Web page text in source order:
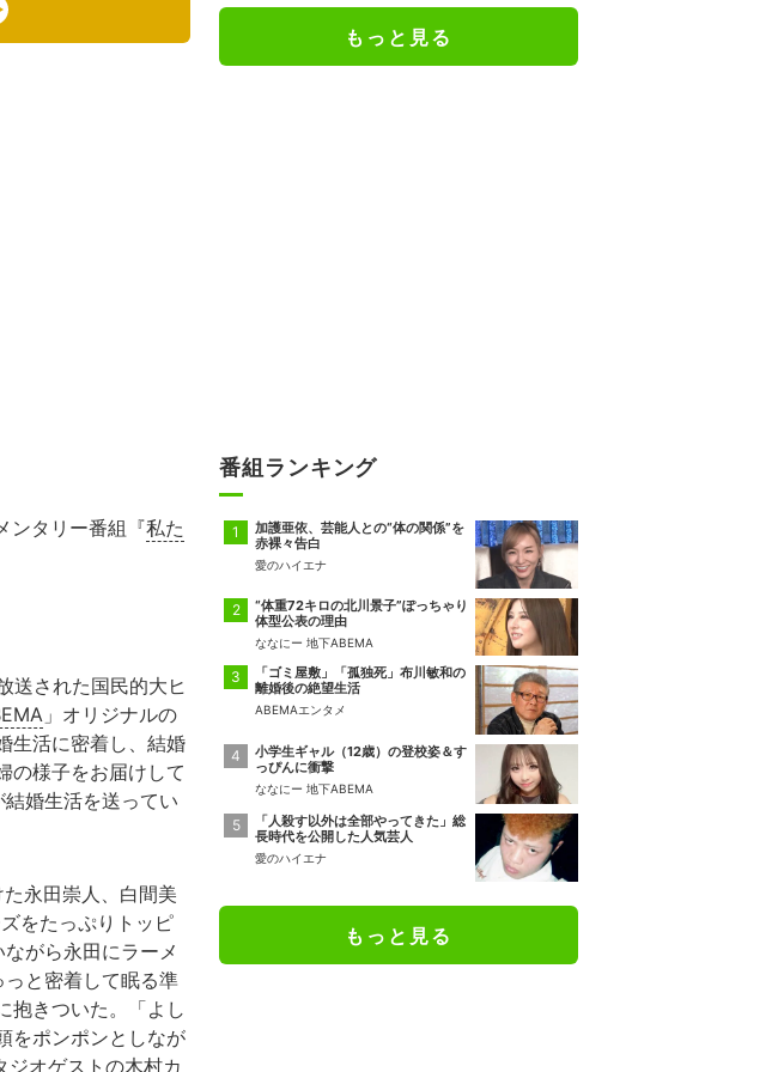
ンタリー番組『私た
送された国民的大ヒ
」オリジナルの
生活に密着し、結婚
の様子をお届けして
婚生活を送ってい
永田崇人、白間美
をたっぷりトッピ
がら永田にラーメ
と密着して眠る準
抱きついた。「よし
をポンポンとしなが
ジオゲストの木村カ
もっと見る
番組ランキング
加護亜依、芸能人との“体の関係”を
赤裸々告白
愛のハイエナ
“体重72キロの北川景子”ぽっちゃり
体型公表の理由
ななにー 地下ABEMA
「ゴミ屋敷」「孤独死」布川敏和の
離婚後の絶望生活
ABEMAエンタメ
小学生ギャル（12歳）の登校姿＆す
っぴんに衝撃
ななにー 地下ABEMA
「人殺す以外は全部やってきた」総
長時代を公開した人気芸人
愛のハイエナ
もっと見る